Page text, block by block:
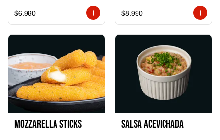
$6.990 $8.990
Mozzarella Sticks Salsa Acevichada